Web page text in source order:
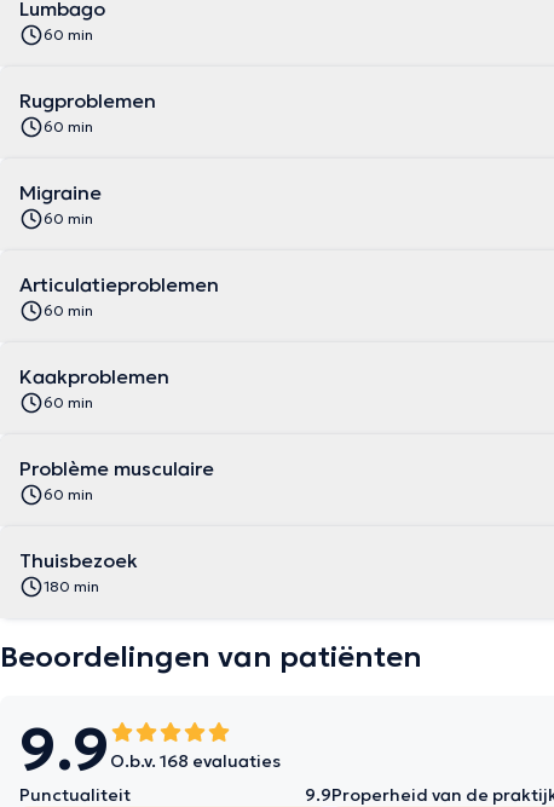
Lumbago
60 min
Rugproblemen
60 min
Migraine
60 min
Articulatieproblemen
60 min
Kaakproblemen
60 min
Problème musculaire
60 min
Thuisbezoek
180 min
Beoordelingen van patiënten
9.9 O.b.v. 168 evaluaties
Punctualiteit
9.9Properheid van de